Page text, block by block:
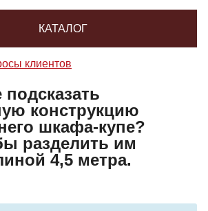
КАТАЛОГ
клиентов
конструкцию
шкафа-купе?
разделить им
4,5 метра.